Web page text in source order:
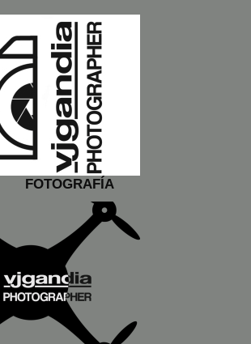
FOTOGRAFÍA